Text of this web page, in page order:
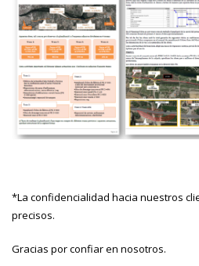
*La confidencialidad hacia nuestros
precisos.
Gracias por confiar en nosotros.